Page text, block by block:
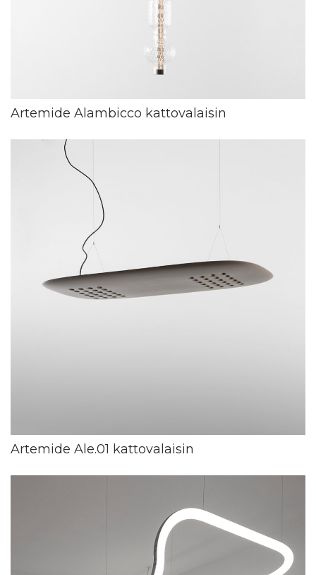
Artemide Alambicco kattovalaisin
Artemide Ale.01 kattovalaisin